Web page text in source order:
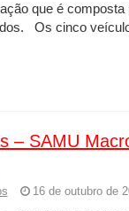
que é
Os cinco
– SAMU
16 de outubro de